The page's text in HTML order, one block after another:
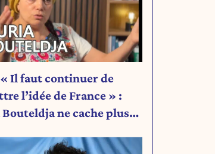
« Il faut continuer de
l’idée de France » :
ne cache plus